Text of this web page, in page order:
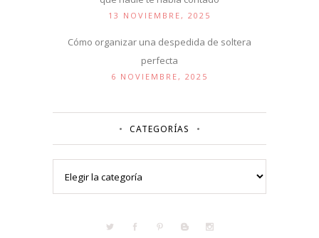
13 NOVIEMBRE, 2025
Cómo organizar una despedida de soltera
perfecta
6 NOVIEMBRE, 2025
CATEGORÍAS